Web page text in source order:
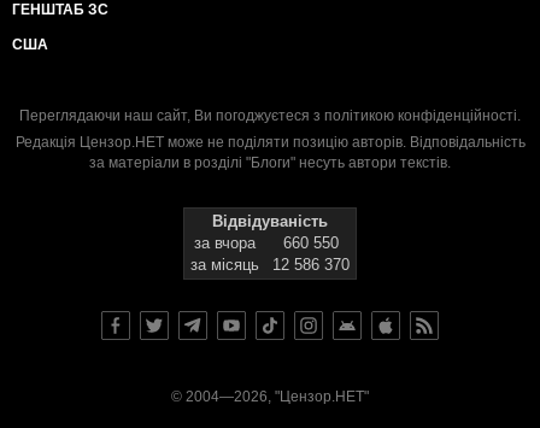
ГЕНШТАБ ЗС
США
Переглядаючи наш сайт, Ви погоджуєтеся з політикою конфіденційності.
Редакція Цензор.НЕТ може не поділяти позицію авторів. Відповідальність
за матеріали в розділі "Блоги" несуть автори текстів.
Відвідуваність
за вчора
660 550
за місяць
12 586 370
© 2004—2026, "Цензор.НЕТ"